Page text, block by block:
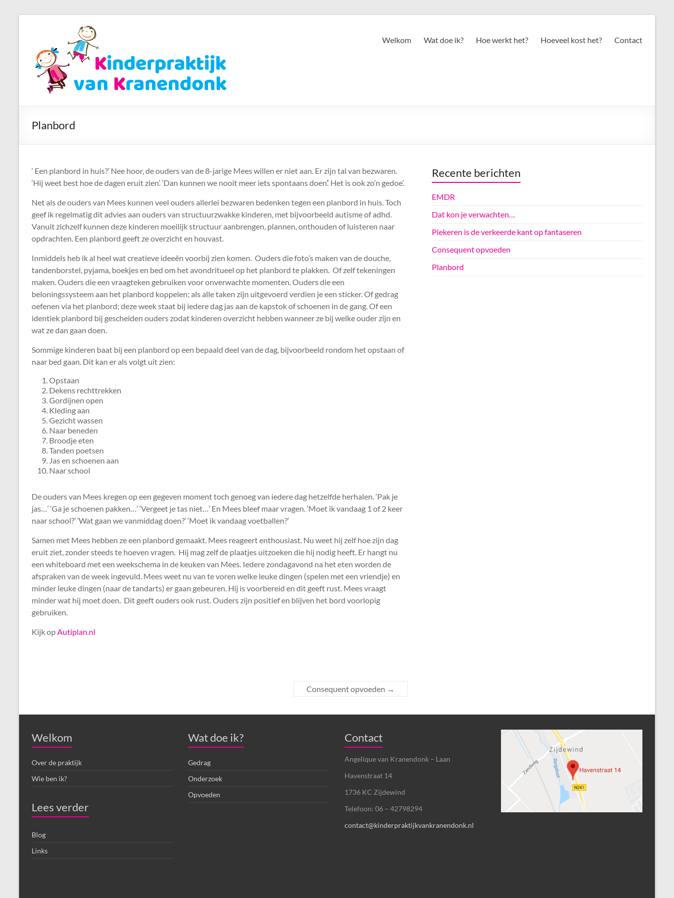
inhoud
Kinderpraktijk
van
Kranendonk
Pedagogisch
Begeleiding
Welkom Wat doe ik? Hoe werkt het? Hoeveel kost het? Contact
Planbord
‘ Een planbord in huis?’ Nee hoor, de ouders van de 8-jarige Mees willen er niet aan. Er zijn tal van bezwaren.
‘Hij weet best hoe de dagen eruit zien’. ‘Dan kunnen we nooit meer iets spontaans doen’.‘ Het is ook zo’n gedoe’.
Net als de ouders van Mees kunnen veel ouders allerlei bezwaren bedenken tegen een planbord in huis. Toch
geef ik regelmatig dit advies aan ouders van structuurzwakke kinderen, met bijvoorbeeld autisme of adhd.
Vanuit zichzelf kunnen deze kinderen moeilijk structuur aanbrengen, plannen, onthouden of luisteren naar
opdrachten. Een planbord geeft ze overzicht en houvast.
Inmiddels heb ik al heel wat creatieve ideeën voorbij zien komen. Ouders die foto’s maken van de douche,
tandenborstel, pyjama, boekjes en bed om het avondritueel op het planbord te plakken. Of zelf tekeningen
maken. Ouders die een vraagteken gebruiken voor onverwachte momenten. Ouders die een
beloningssysteem aan het planbord koppelen; als alle taken zijn uitgevoerd verdien je een sticker. Of gedrag
oefenen via het planbord; deze week staat bij iedere dag jas aan de kapstok of schoenen in de gang. Of een
identiek planbord bij gescheiden ouders zodat kinderen overzicht hebben wanneer ze bij welke ouder zijn en
wat ze dan gaan doen.
Sommige kinderen baat bij een planbord op een bepaald deel van de dag, bijvoorbeeld rondom het opstaan of
naar bed gaan. Dit kan er als volgt uit zien:
Opstaan
Dekens rechttrekken
Gordijnen open
Kleding aan
Gezicht wassen
Naar beneden
Broodje eten
Tanden poetsen
Jas en schoenen aan
Naar school
De ouders van Mees kregen op een gegeven moment toch genoeg van iedere dag hetzelfde herhalen. ‘Pak je
jas…’ ‘Ga je schoenen pakken…’ ‘Vergeet je tas niet…’ En Mees bleef maar vragen. ‘Moet ik vandaag 1 of 2 keer
naar school?’ ‘Wat gaan we vanmiddag doen?’ ‘Moet ik vandaag voetballen?’
Samen met Mees hebben ze een planbord gemaakt. Mees reageert enthousiast. Nu weet hij zelf hoe zijn dag
eruit ziet, zonder steeds te hoeven vragen. Hij mag zelf de plaatjes uitzoeken die hij nodig heeft. Er hangt nu
een whiteboard met een weekschema in de keuken van Mees. Iedere zondagavond na het eten worden de
afspraken van de week ingevuld. Mees weet nu van te voren welke leuke dingen (spelen met een vriendje) en
minder leuke dingen (naar de tandarts) er gaan gebeuren. Hij is voorbereid en dit geeft rust. Mees vraagt
minder wat hij moet doen. Dit geeft ouders ook rust. Ouders zijn positief en blijven het bord voorlopig
gebruiken.
Kijk opAutiplan.nl
Consequent opvoeden →
Recente berichten
EMDR
Dat kon je verwachten…
Piekeren is de verkeerde kant op fantaseren
Consequent opvoeden
Planbord
Welkom
Over de praktijk
Wie ben ik?
Lees verder
Blog
Links
Wat doe ik?
Gedrag
Onderzoek
Opvoeden
Contact
Angelique van Kranendonk – Laan
Havenstraat 14
1736 KC Zijdewind
Telefoon: 06 – 42798294
contact@kinderpraktijkvankranendonk.nl